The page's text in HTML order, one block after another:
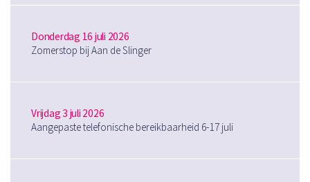
Donderdag 16 juli 2026
Zomerstop bij Aan de Slinger
Vrijdag 3 juli 2026
Aangepaste telefonische bereikbaarheid 6-17 juli